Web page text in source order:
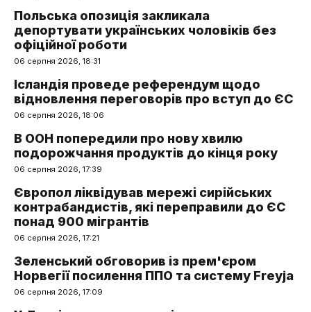
Польська опозиція закликала
депортувати українських чоловіків без
офіційної роботи
06 серпня 2026, 18:31
Ісландія проведе референдум щодо
відновлення переговорів про вступ до ЄС
06 серпня 2026, 18:06
В ООН попередили про нову хвилю
подорожчання продуктів до кінця року
06 серпня 2026, 17:39
Європол ліквідував мережі сирійських
контрабандистів, які переправили до ЄС
понад 900 мігрантів
06 серпня 2026, 17:21
Зеленський обговорив із прем'єром
Норвегії посилення ППО та систему Freyja
06 серпня 2026, 17:09